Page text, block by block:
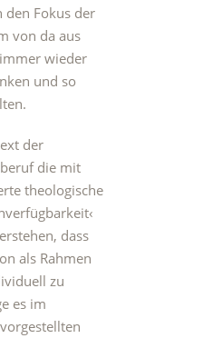
den Fokus der
von da aus
wieder
und so
der
die mit
theologische
dass
als Rahmen
zu
es im